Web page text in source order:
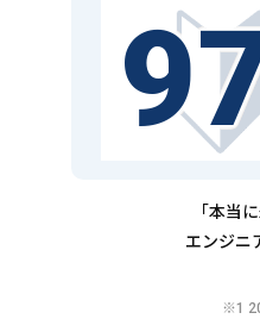
「本当
エンジニ
※1